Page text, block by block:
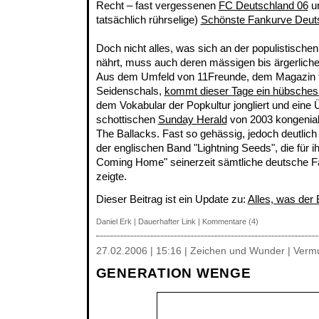
Recht – fast vergessenen FC Deutschland 06
tatsächlich rührselige) Schönste Fankurve
Doch nicht alles, was sich an der
nährt, muss auch deren mässigen bis
Aus dem Umfeld von 11Freunde, dem
Seidenschals, kommt dieser Tage ein
dem Vokabular der Popkultur jongliert und eine
schottischen Sunday Heraldvon 2003
The Ballacks. Fast so gehässig, jedoch
der englischen Band "Lightning Seeds", die für
Coming Home" seinerzeit sämtliche deutsche
zeigte.
Dieser Beitrag ist ein Update zu: Alles, was der
Daniel Erk | Dauerhafter Link | Kommentare (4)
27.02.2006 | 15:16 | Zeichen und Wunder |
GENERATION WENGE